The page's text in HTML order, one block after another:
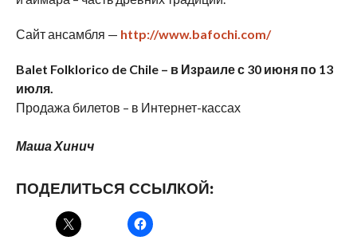
Сайт ансамбля — http://www.bafochi.com/
Balet Folklorico de Chile – в Израиле с 30 июня по 13
июля.
Продажа билетов – в Интернет-кассах
Маша Хинич
ПОДЕЛИТЬСЯ ССЫЛКОЙ: